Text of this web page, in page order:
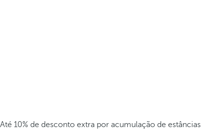
Até 10% de desconto extra por acumulação de estâncias